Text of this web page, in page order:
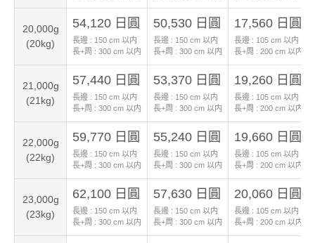
20,000g
(20kg)
54,120 日圓
長邊 : 150 cm 以内
長+周 : 300 cm 以内
50,530 日圓
長邊 : 150 cm 以内
長+周 : 300 cm 以内
17,560 日圓
長邊 : 105 cm 以内
長+周 : 200 cm 以内
21,000g
(21kg)
57,440 日圓
長邊 : 150 cm 以内
長+周 : 300 cm 以内
53,370 日圓
長邊 : 150 cm 以内
長+周 : 300 cm 以内
19,260 日圓
長邊 : 105 cm 以内
長+周 : 200 cm 以内
22,000g
(22kg)
59,770 日圓
長邊 : 150 cm 以内
長+周 : 300 cm 以内
55,240 日圓
長邊 : 150 cm 以内
長+周 : 300 cm 以内
19,660 日圓
長邊 : 105 cm 以内
長+周 : 200 cm 以内
23,000g
(23kg)
62,100 日圓
長邊 : 150 cm 以内
長+周 : 300 cm 以内
57,630 日圓
長邊 : 150 cm 以内
長+周 : 300 cm 以内
20,060 日圓
長邊 : 105 cm 以内
長+周 : 200 cm 以内